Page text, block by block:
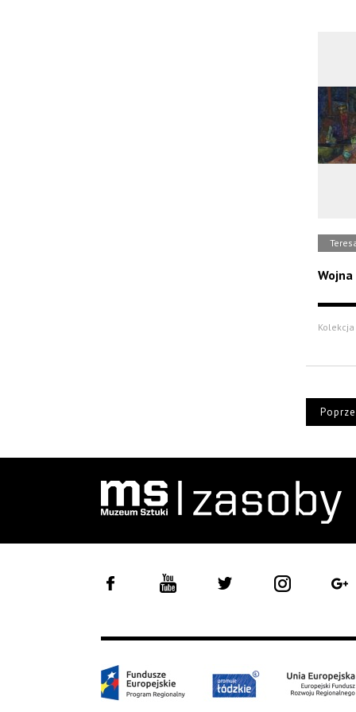
Wojna
Kolekcja